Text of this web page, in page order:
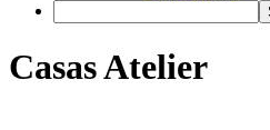
Casas Atelier